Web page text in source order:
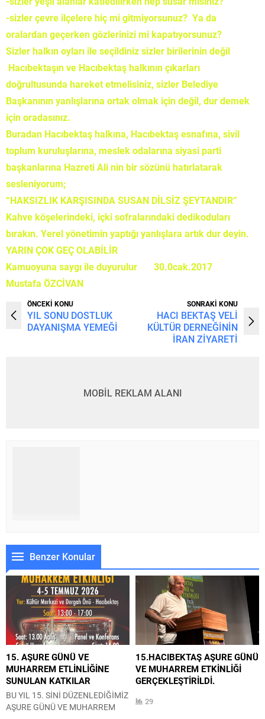
-sizler çevre ilçelere hiç mi gitmiyorsunuz? Ya da
oralardan geçerken gözlerinizi mi kapatıyorsunuz?
Sizler halkın oyları ile seçildiniz sizler birilerinin değil
Hacıbektaşın ve Hacıbektaş halkının çıkarları
doğrultusunda hareket etmelisiniz, sizler Belediye
Başkanının yanlışlarına ortak olmak için değil, dur demek
için oradasınız.
Buradan Hacıbektaş halkına, Hacıbektaş esnafına, sivil
toplum kuruluşlarına, meslek odalarına siyasi parti
başkanlarına Hazreti Ali nin bir sözünü hatırlatarak
sesleniyorum;
“HAKSIZLIK KARŞISINDA SUSAN DİLSİZ ŞEYTANDIR”
Kahve köşelerindeki, içki sofralarındaki dedikoduları
bırakın. Yerel yönetimin yaptığı yanlışlara artık dur deyin.
YARIN ÇOK GEÇ OLABİLİR
Kamuoyuna saygı ile duyurulur 30.0cak.2017
Mustafa ÖZCİVAN
ÖNCEKİ KONU
YIL SONU DOSTLUK
DAYANIŞMA YEMEĞİ
SONRAKİ KONU
HACI BEKTAŞ VELİ
KÜLTÜR DERNEĞİNİN
İRAN ZİYARETİ
MOBİL REKLAM ALANI
Benzer Konular
15. AŞURE GÜNÜ VE
MUHARREM ETLİNLİĞİNE
SUNULAN KATKILAR
BU YIL 15. SİNİ DÜZENLEDİĞİMİZ
AŞURE GÜNÜ VE MUHARREM
15.HACIBEKTAŞ AŞURE GÜNÜ
VE MUHARREM ETKİNLİĞİ
GERÇEKLEŞTİRİLDİ.
29